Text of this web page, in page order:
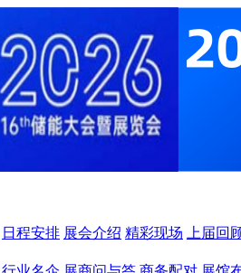
日程安排 展会介绍 精彩现场
上届回